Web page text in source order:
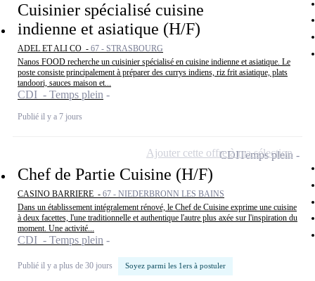
Cuisinier spécialisé cuisine
indienne et asiatique (H/F)
ADEL ET ALI CO - 67 - STRASBOURG
Nanos FOOD recherche un cuisinier spécialisé en cuisine indienne et asiatique. Le
poste consiste principalement à préparer des currys indiens, riz frit asiatique, plats
tandoori, sauces maison et...
CDI - Temps plein
Publié il y a 7 jours
Chef de Partie Cuisine (H/F)
CASINO BARRIERE - 67 - NIEDERBRONN LES BAINS
Dans un établissement intégralement rénové, le Chef de Cuisine exprime une cuisine
à deux facettes, l'une traditionnelle et authentique l'autre plus axée sur l'inspiration du
moment. Une activité...
CDI - Temps plein
Publié il y a plus de 30 jours Soyez parmi les 1ers à postuler
CDITemps plein
Ajouter cette offre à ma sélection